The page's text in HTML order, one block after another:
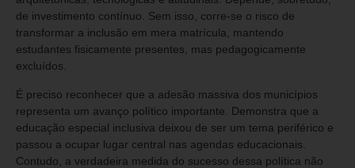
de investimento contínuo. Sem isso, corre-se o risco de
transformar a inclusão em mera matrícula, mantendo
estudantes fisicamente presentes, mas pedagogicamente
excluídos.
É preciso reconhecer que a adesão massiva dos municípios
representa um avanço político importante. Demonstra que a
educação especial inclusiva deixou de ser um tema periférico e
passou a ocupar lugar central nas agendas educacionais.
Contudo, a verdadeira medida do sucesso dessa política não